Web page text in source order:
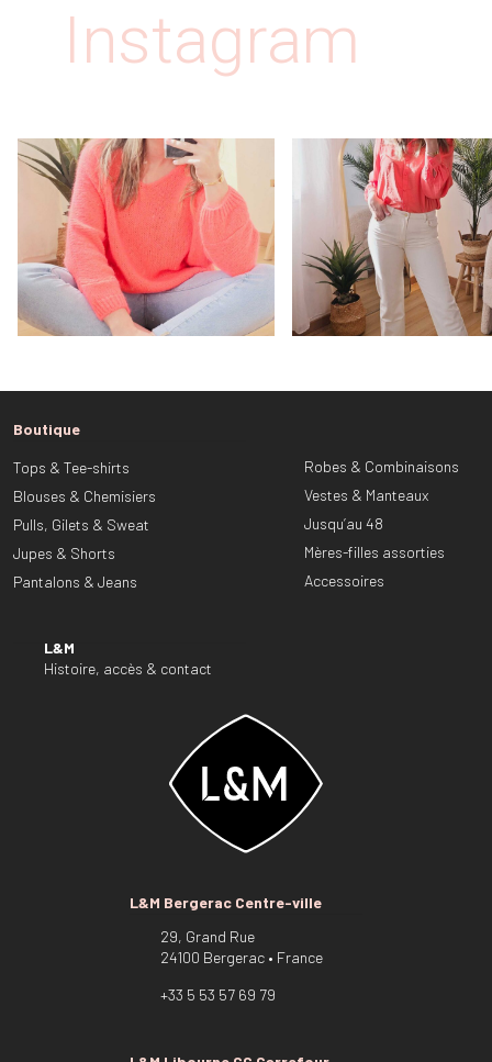
Instagram
Boutique
Tops & Tee-shirts
Blouses & Chemisiers
Pulls, Gilets & Sweat
Jupes & Shorts
Pantalons & Jeans
L&M
Histoire, accès & contact
Robes & Combinaisons
Vestes & Manteaux
Jusqu’au 48
Mères-filles assorties
Accessoires
L&M Bergerac Centre-ville
29, Grand Rue
24100 Bergerac • France
+33 5 53 57 69 79